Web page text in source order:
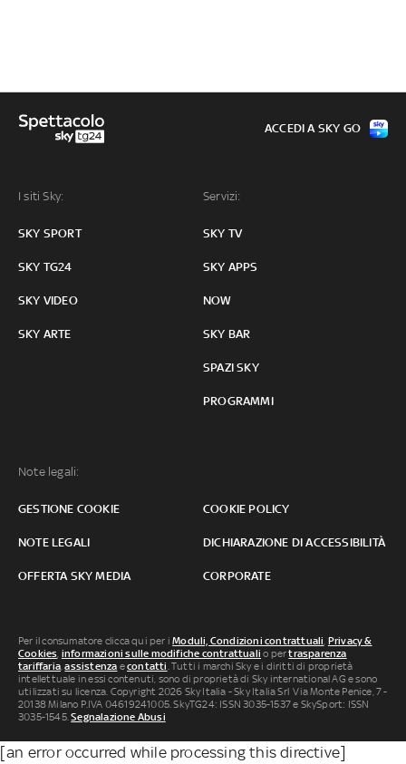
I siti Sky:
SKY SPORT
SKY TG24
SKY VIDEO
SKY ARTE
Servizi:
SKY TV
SKY APPS
NOW
SKY BAR
SPAZI SKY
PROGRAMMI
Note legali:
GESTIONE COOKIE COOKIE POLICY
NOTE LEGALI DICHIARAZIONE DI ACCESSIBILITÀ
OFFERTA SKY MEDIA CORPORATE
ACCEDI A SKY GO
Per il consumatore clicca qui per iModuli, Condizioni contrattuali, Privacy &
Cookies, informazioni sulle modifiche contrattuali o pertrasparenza
tariffaria,assistenza econtatti. Tutti i marchi Sky e i diritti di proprietà
intellettuale in essi contenuti, sono di proprietà di Sky international AG e sono
utilizzati su licenza. Copyright 2026 Sky Italia - Sky Italia Srl Via Monte Penice, 7 -
20138 Milano P.IVA 04619241005. SkyTG24: ISSN 3035-1537 e SkySport: ISSN
3035-1545.Segnalazione Abusi
[an error occurred while processing this directive]